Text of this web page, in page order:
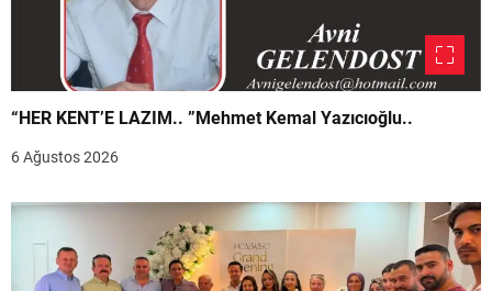
“HER KENT’E LAZIM.. ”Mehmet Kemal Yazıcıoğlu..
6 Ağustos 2026